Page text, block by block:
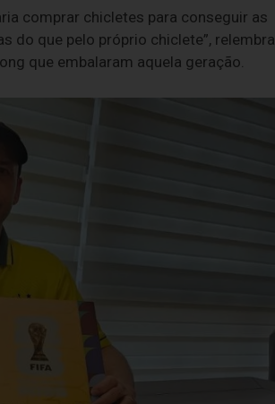
comprar chicletes para conseguir as
do que pelo próprio chiclete”, relembra
que embalaram aquela geração.